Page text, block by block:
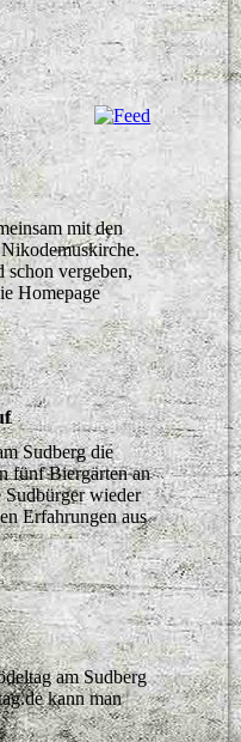
mit den
schon vergeben,
Homepage
Sudberg die
fünf Biergärten an
wieder
Erfahrungen aus
am Sudberg
kann man